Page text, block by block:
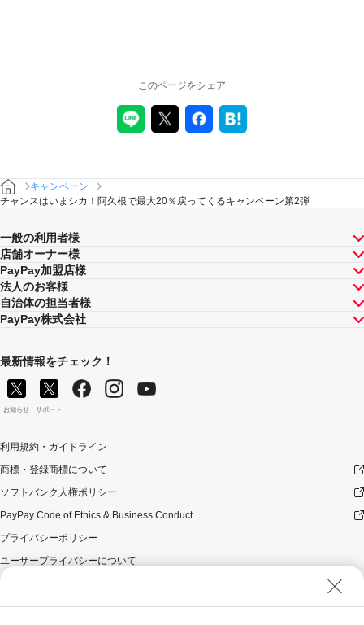
このページをシェア
キャンペーン
チャンスはいまシカ！阿久根で最大20％戻ってくるキャンペーン第2弾
一般の利用者様
店舗オーナー様
PayPay加盟店様
法人のお客様
自治体の担当者様
PayPay株式会社
最新情報をチェック！
お知らせ サポート
利用規約・ガイドライン
商標・登録商標について
ソフトバンク人権ポリシー
PayPay Code of Ethics & Business Conduct
プライバシーポリシー
ユーザープライバシーについて
ウェブサイト利用規約